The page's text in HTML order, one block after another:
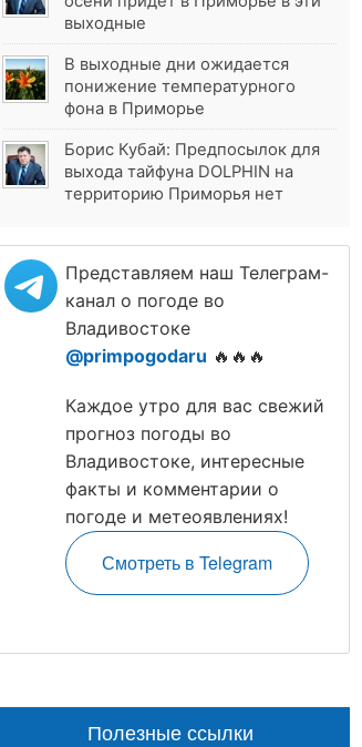
выходные
В выходные дни ожидается
понижение температурного
фона в Приморье
Борис Кубай: Предпосылок для
выхода тайфуна DOLPHIN на
территорию Приморья нет
Представляем наш Телеграм-
канал о погоде во
Владивостоке
@primpogodaru 🔥🔥🔥
Каждое утро для вас свежий
прогноз погоды во
Владивостоке, интересные
факты и комментарии о
погоде и метеоявлениях!
Смотреть в Telegram
Полезные ссылки